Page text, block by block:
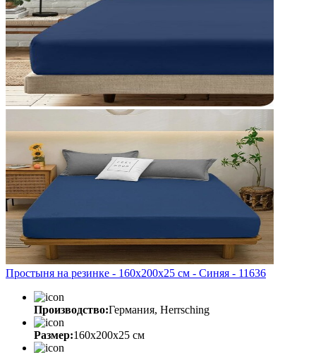
Простыня на резинке - 160x200x25 cм - Синяя - 11636
Производство:Германия, Herrsching
Размер:160x200x25 cм